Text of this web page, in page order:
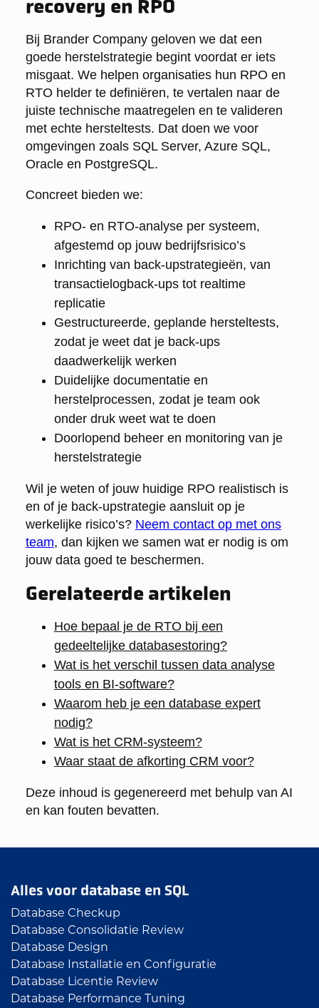
recovery en RPO
Bij Brander Company geloven we dat een
goede herstelstrategie begint voordat er iets
misgaat. We helpen organisaties hun RPO en
RTO helder te definiëren, te vertalen naar de
juiste technische maatregelen en te valideren
met echte hersteltests. Dat doen we voor
omgevingen zoals SQL Server, Azure SQL,
Oracle en PostgreSQL.
Concreet bieden we:
RPO- en RTO-analyse per systeem,
afgestemd op jouw bedrijfsrisico’s
Inrichting van back-upstrategieën, van
transactielogback-ups tot realtime
replicatie
Gestructureerde, geplande hersteltests,
zodat je weet dat je back-ups
daadwerkelijk werken
Duidelijke documentatie en
herstelprocessen, zodat je team ook
onder druk weet wat te doen
Doorlopend beheer en monitoring van je
herstelstrategie
Wil je weten of jouw huidige RPO realistisch is
en of je back-upstrategie aansluit op je
werkelijke risico’s? Neem contact op met ons
team, dan kijken we samen wat er nodig is om
jouw data goed te beschermen.
Gerelateerde artikelen
Hoe bepaal je de RTO bij een
gedeeltelijke databasestoring?
Wat is het verschil tussen data analyse
tools en BI-software?
Waarom heb je een database expert
nodig?
Wat is het CRM-systeem?
Waar staat de afkorting CRM voor?
Deze inhoud is gegenereerd met behulp van AI
en kan fouten bevatten.
Alles voor database en SQL
Database Checkup
Database Consolidatie Review
Database Design
Database Installatie en Configuratie
Database Licentie Review
Database Performance Tuning